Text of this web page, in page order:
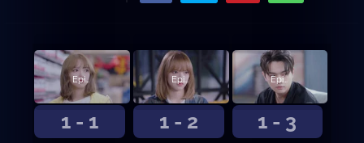
1 - 1
Episodio 1
1 - 2
Episodio 2
1 - 3
Episodio 3